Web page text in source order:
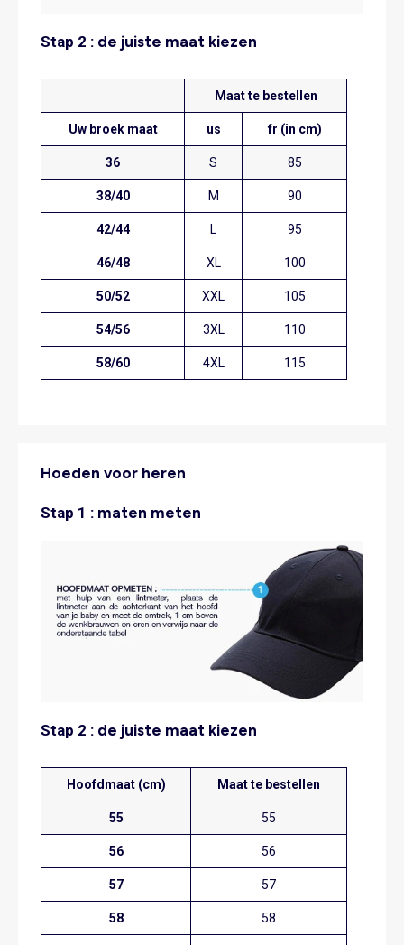
Stap 2 : de juiste maat kiezen
Maat te bestellen
Uw broek maat us fr (in cm)
36 S 85
38/40 M 90
42/44 L 95
46/48 XL 100
50/52 XXL 105
54/56 3XL 110
58/60 4XL 115
Hoeden voor heren
Stap 1 : maten meten
Stap 2 : de juiste maat kiezen
Hoofdmaat (cm) Maat te bestellen
55 55
56 56
57 57
58 58